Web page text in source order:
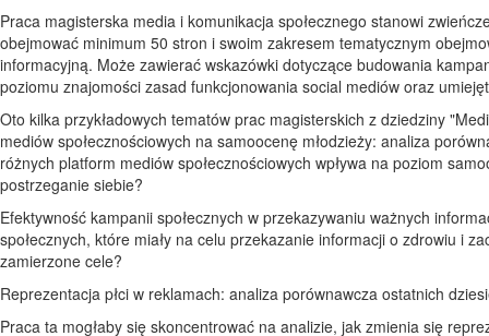
Praca magisterska media i komunikacja społecznego stanowi
obejmować minimum 50 stron i swoim zakresem tematycznym
informacyjną. Może zawierać wskazówki dotyczące budowania
poziomu znajomości zasad funkcjonowania social mediów oraz
Oto kilka przykładowych tematów prac magisterskich z dziedziny
mediów społecznościowych na samoocenę młodzieży: analiza
różnych platform mediów społecznościowych wpływa na poziom
postrzeganie siebie?
Efektywność kampanii społecznych w przekazywaniu ważnych
społecznych, które miały na celu przekazanie informacji o zdrowiu i
zamierzone cele?
Reprezentacja płci w reklamach: analiza porównawcza ostatnich
Praca ta mogłaby się skoncentrować na analizie, jak zmienia się